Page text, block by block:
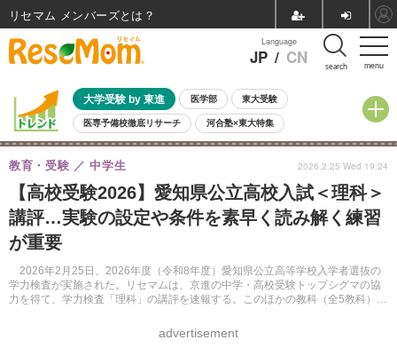
menu
Language
JP / CN search
大学受験 by 東進 医学部 東大受験
医専予備校徹底リサーチ 河合塾×東大特集
親子で考える大学選び 高校受験 中学受験 小学校受験
共通テスト 夏休み
8月開催イベント・WS 全国公立高校 過去問 人気記事
自由研究教材（小学生向け） 自由研究教材（中学生向け） ランキング
【高校受験2026】愛知県公立高校入試＜理科＞
講評…実験の設定や条件を素早く読み解く練習
が重要
2026年2月25日、2026年度（令和8年度）愛知県公立高等学校入学者選抜の
学力検査が実施された。リセマムは、京進の中学・高校受験トップシグマの協
力を得て、学力検査「理科」の講評を速報する。このほかの教科（全5教科）に
教育・受験 中学生
advertisement
2026.2.25 Wed 19:24
リセマム メンバーズ